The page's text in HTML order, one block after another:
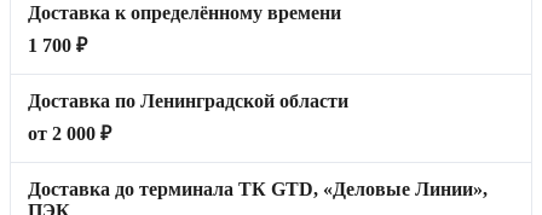
Доставка к определённому времени
1 700 ₽
Доставка по Ленинградской области
от 2 000 ₽
Доставка до терминала ТК GTD, «Деловые Линии»,
ПЭК